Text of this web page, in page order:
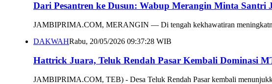
Dari Pesantren ke Dusun: Wabup Merangin Minta Santri
JAMBIPRIMA.COM, MERANGIN — Di tengah kekhawatiran
DAKWAHRabu, 20/05/2026 09:37:28 WIB
Hattrick Juara, Teluk Rendah Pasar Kembali Dominasi
JAMBIPRIMA.COM, TEB) - Desa Teluk Rendah Pasar kembali